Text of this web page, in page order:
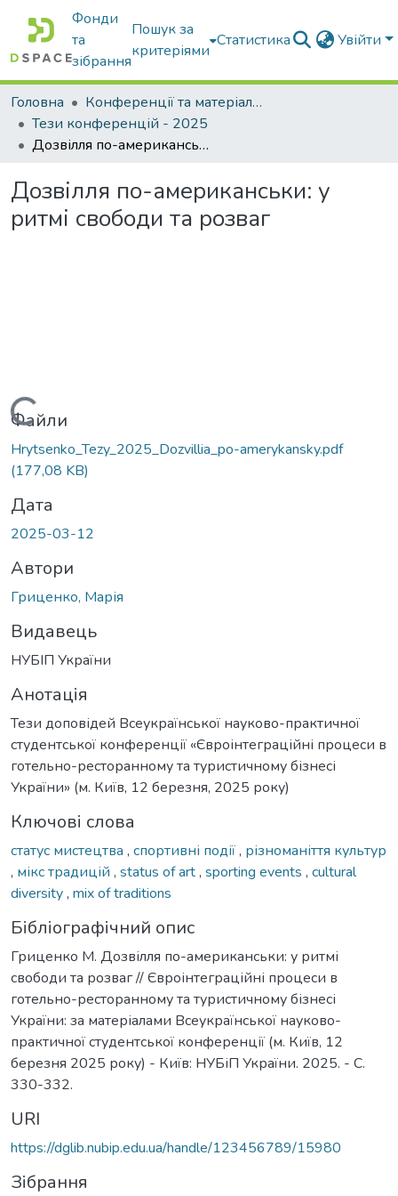
Фонди
та
зібрання
Пошук за
критеріями
Статистика Увійти
Головна
Конференції та матеріали конференцій
Тези конференцій - 2025
Дозвілля по-американськи: у ритмі свободи та розваг
Дозвілля по-американськи: у
ритмі свободи та розваг
Вантажиться...
Файли
Hrytsenko_Tezy_2025_Dozvillia_po-amerykansky.pdf
(177,08 KB)
Дата
2025-03-12
Автори
Гриценко, Марія
Видавець
НУБІП України
Анотація
Тези доповідей Всеукраїнської науково-практичної
студентської конференції «Євроінтеграційні процеси в
готельно-ресторанному та туристичному бізнесі
України» (м. Київ, 12 березня, 2025 року)
Ключові слова
статус мистецтва , спортивні події, різноманіття культур
, мікс традицій , status of art, sporting events , cultural
diversity, mix of traditions
Бібліографічний опис
Гриценко М. Дозвілля по-американськи: у ритмі
свободи та розваг // Євроінтеграційні процеси в
готельно-ресторанному та туристичному бізнесі
України: за матеріалами Всеукраїнської науково-
практичної студентської конференції (м. Київ, 12
березня 2025 року) - Київ: НУБіП України. 2025. - С.
330-332.
URI
https://dglib.nubip.edu.ua/handle/123456789/15980
Зібрання